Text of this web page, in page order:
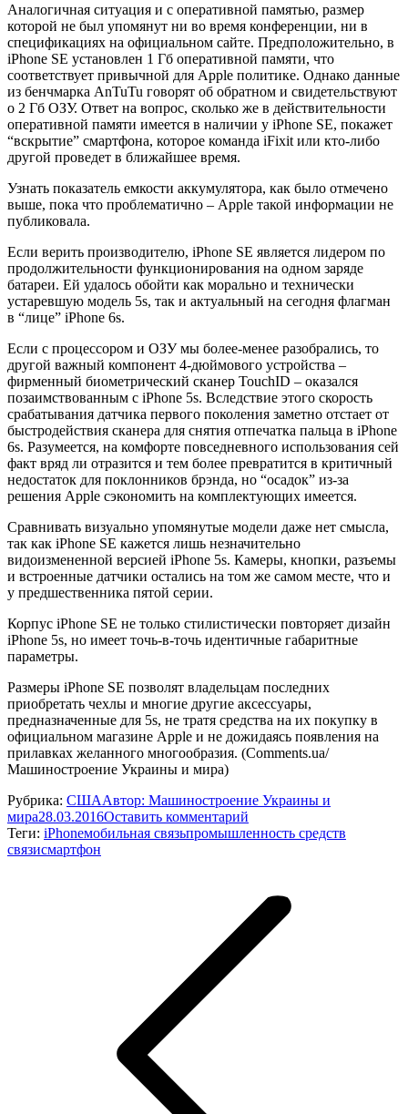
Аналогичная ситуация и с оперативной памятью, размер
которой не был упомянут ни во время конференции, ни в
спецификациях на официальном сайте. Предположительно, в
iPhone SE установлен 1 Гб оперативной памяти, что
соответствует привычной для Apple политике. Однако данные
из бенчмарка AnTuTu говорят об обратном и свидетельствуют
о 2 Гб ОЗУ. Ответ на вопрос, сколько же в действительности
оперативной памяти имеется в наличии у iPhone SE, покажет
“вскрытие” смартфона, которое команда iFixit или кто-либо
другой проведет в ближайшее время.
Узнать показатель емкости аккумулятора, как было отмечено
выше, пока что проблематично – Apple такой информации не
публиковала.
Если верить производителю, iPhone SE является лидером по
продолжительности функционирования на одном заряде
батареи. Ей удалось обойти как морально и технически
устаревшую модель 5s, так и актуальный на сегодня флагман
в “лице” iPhone 6s.
Если с процессором и ОЗУ мы более-менее разобрались, то
другой важный компонент 4-дюймового устройства –
фирменный биометрический сканер TouchID – оказался
позаимствованным с iPhone 5s. Вследствие этого скорость
срабатывания датчика первого поколения заметно отстает от
быстродействия сканера для снятия отпечатка пальца в iPhone
6s. Разумеется, на комфорте повседневного использования сей
факт вряд ли отразится и тем более превратится в критичный
недостаток для поклонников брэнда, но “осадок” из-за
решения Apple сэкономить на комплектующих имеется.
Сравнивать визуально упомянутые модели даже нет смысла,
так как iPhone SE кажется лишь незначительно
видоизмененной версией iPhone 5s. Камеры, кнопки, разъемы
и встроенные датчики остались на том же самом месте, что и
у предшественника пятой серии.
Корпус iPhone SE не только стилистически повторяет дизайн
iPhone 5s, но имеет точь-в-точь идентичные габаритные
параметры.
Размеры iPhone SE позволят владельцам последних
приобретать чехлы и многие другие аксессуары,
предназначенные для 5s, не тратя средства на их покупку в
официальном магазине Apple и не дожидаясь появления на
прилавках желанного многообразия. (Comments.ua/
Машиностроение Украины и мира)
Рубрика: СШААвтор: Машиностроение Украины и
мира28.03.2016Оставить комментарий
Теги: iPhoneмобильная связьпромышленность средств
связисмартфон